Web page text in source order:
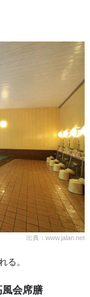
出典：www.jalan.net
る。
会席膳